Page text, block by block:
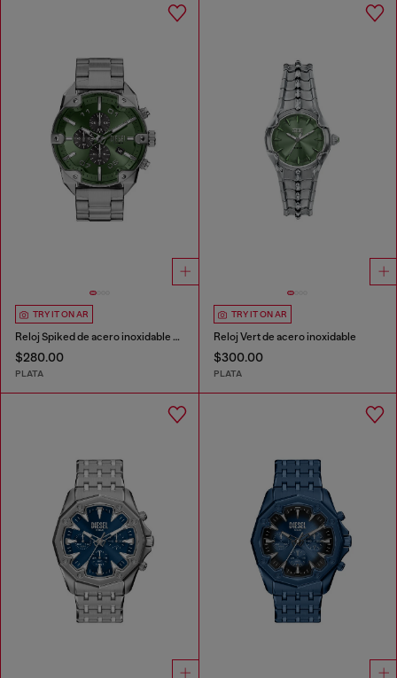
TRY IT ON AR
Reloj Spiked de acero inoxidable con pinchos
$280.00
PLATA
TRY IT ON AR
Reloj Vert de acero inoxidable
$300.00
PLATA